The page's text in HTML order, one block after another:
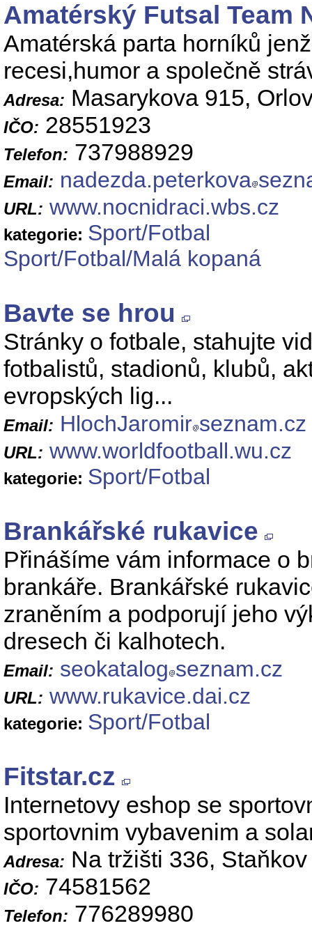
Amatérský Futsal Team
Amatérská parta horníků
recesi,humor a společně
Adresa: Masarykova 915,
IČO: 28551923
Telefon: 737988929
Email: nadezda.peterkova
URL: www.nocnidraci.wbs.cz
kategorie: Sport/Fotbal
Sport/Fotbal/Malá kopaná
Bavte se hrou
Stránky o fotbale, stahujte
fotbalistů, stadionů, klubů,
evropských lig...
Email: HlochJaromir seznam.cz
URL: www.worldfootball.wu.cz
kategorie: Sport/Fotbal
Brankářské rukavice
Přinášíme vám informace o
brankáře. Brankářské
zraněním a podporují jeho
dresech či kalhotech.
Email: seokatalog seznam.cz
URL: www.rukavice.dai.cz
kategorie: Sport/Fotbal
Fitstar.cz
Internetovy eshop se
sportovnim vybavenim a
Adresa: Na tržišti 336, Staňkov
IČO: 74581562
Telefon: 776289980